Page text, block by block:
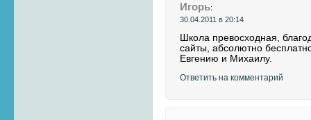
Игорь:
30.04.2011 в 20:14
Школа превосходная,
сайты, абсолютно
Евгению и Михаилу.
Ответить на комментарий